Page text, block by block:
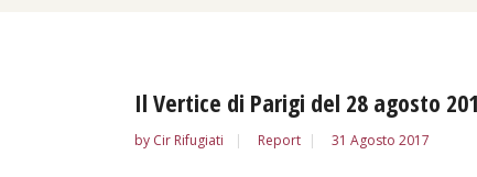
Il Vertice di Parigi del 28 agosto
by Cir Rifugiati Report 31 Agosto 2017